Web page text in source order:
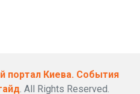
портал Киева. События
. All Rights Reserved.